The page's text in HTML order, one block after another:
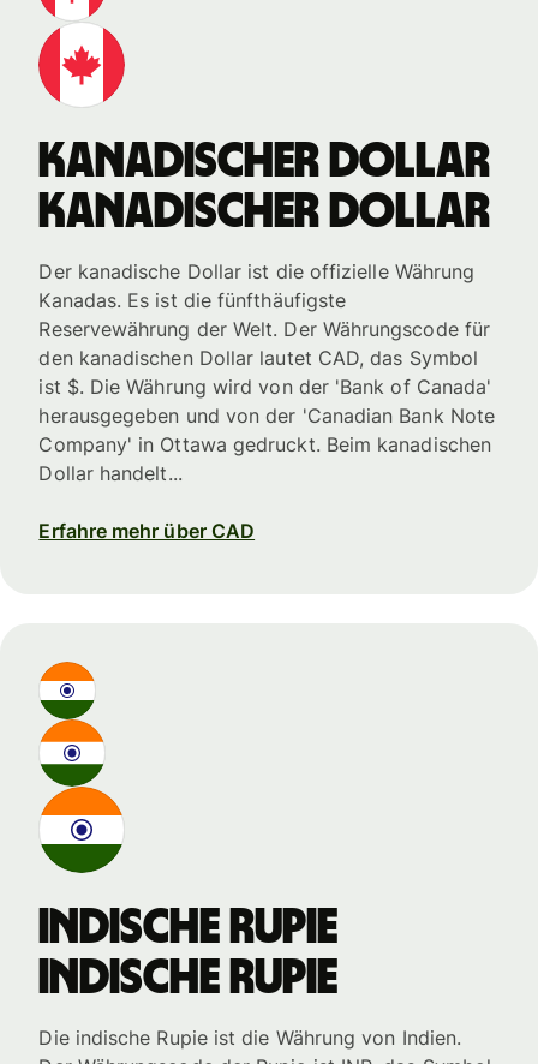
kanadischer Dollar
kanadischer Dollar
Der kanadische Dollar ist die offizielle Währung
Kanadas. Es ist die fünfthäufigste
Reservewährung der Welt. Der Währungscode für
den kanadischen Dollar lautet CAD, das Symbol
ist $. Die Währung wird von der 'Bank of Canada'
herausgegeben und von der 'Canadian Bank Note
Company' in Ottawa gedruckt. Beim kanadischen
Dollar handelt...
Erfahre mehr über CAD
indische Rupie
indische Rupie
Die indische Rupie ist die Währung von Indien.